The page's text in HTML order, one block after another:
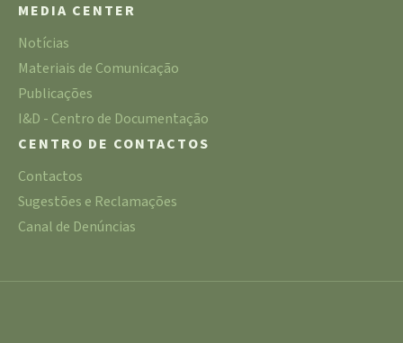
MEDIA CENTER
Notícias
Materiais de Comunicação
Publicações
I&D - Centro de Documentação
CENTRO DE CONTACTOS
Contactos
Sugestões e Reclamações
Canal de Denúncias